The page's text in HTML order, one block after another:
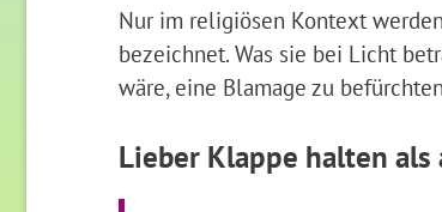
Nur im religiösen Kontext
bezeichnet. Was sie bei Licht
wäre, eine Blamage zu
Lieber Klappe halten